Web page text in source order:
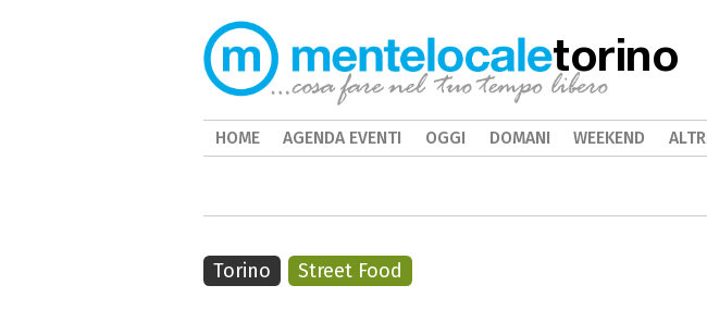
Torino Street Food
torino
HOME AGENDA EVENTI OGGI DOMANI WEEKEND